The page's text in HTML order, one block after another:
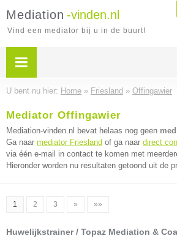
Mediation -vinden.nl
Vind een mediator bij u in de buurt!
U bent nu hier: Home » Friesland » Offingawier
Mediator Offingawier
Mediation-vinden.nl bevat helaas nog geen
Ga naar mediator Friesland of ga naar direct
via één e-mail in contact te komen met
Hieronder worden nu resultaten getoond uit de
1 2 3 » »»
Huwelijkstrainer / Topaz Mediation &